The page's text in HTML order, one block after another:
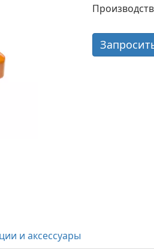
и аксессуары